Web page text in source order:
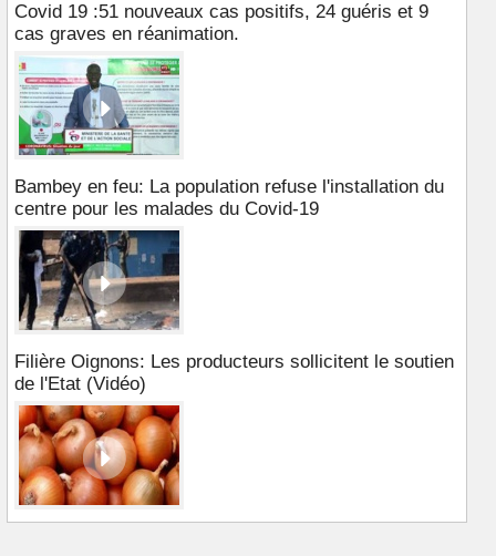
Covid 19 :51 nouveaux cas positifs, 24 guéris et 9
cas graves en réanimation.
Bambey en feu: La population refuse l'installation du
centre pour les malades du Covid-19
Filière Oignons: Les producteurs sollicitent le soutien
de l'Etat (Vidéo)